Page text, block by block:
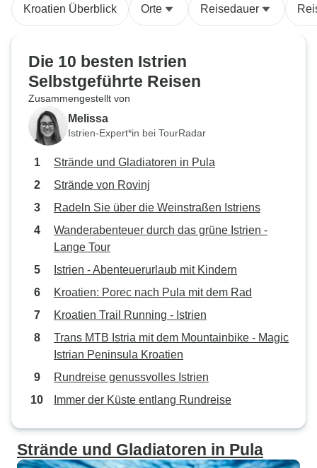
Kroatien Überblick Orte Reisedauer
Die 10 besten Istrien
Selbstgeführte Reisen
Zusammengestellt von
Melissa
Istrien-Expert*in bei TourRadar
Strände und Gladiatoren in Pula
Strände von Rovinj
Radeln Sie über die Weinstraßen Istriens
Wanderabenteuer durch das grüne Istrien -
Lange Tour
Istrien - Abenteuerurlaub mit Kindern
Kroatien: Porec nach Pula mit dem Rad
Kroatien Trail Running - Istrien
Trans MTB Istria mit dem Mountainbike - Magic
Istrian Peninsula Kroatien
Rundreise genussvolles Istrien
Immer der Küste entlang Rundreise
Strände und Gladiatoren in Pula